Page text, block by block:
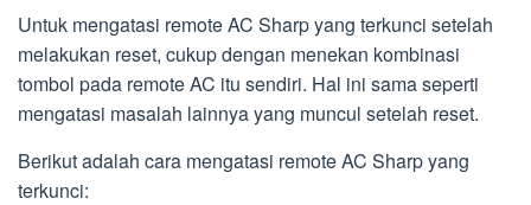
Untuk mengatasi remote AC Sharp yang terkunci setelah
melakukan reset, cukup dengan menekan kombinasi
tombol pada remote AC itu sendiri. Hal ini sama seperti
mengatasi masalah lainnya yang muncul setelah reset.
Berikut adalah cara mengatasi remote AC Sharp yang
terkunci: